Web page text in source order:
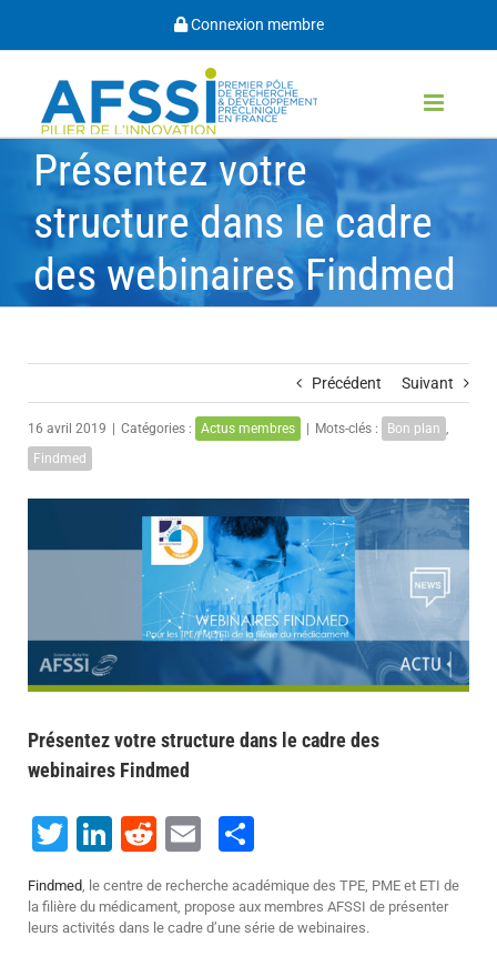
contenu
Connexion membre
Présentez votre
structure dans le cadre
des webinaires Findmed
Précédent Suivant
16 avril 2019 Catégories : Actus membres Mots-clés : Bon plan ,
Findmed
agrandie
Présentez votre structure dans le cadre des
webinaires Findmed
Twitter
LinkedIn
RedditEmail
Findmed, le centre de recherche académique des TPE, PME et ETI de
la filière du médicament, propose aux membres AFSSI de présenter
leurs activités dans le cadre d’une série de webinaires.